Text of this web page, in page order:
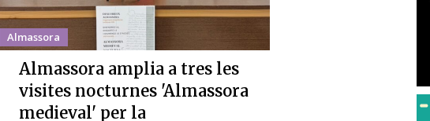
Almassora
Almassora amplia a tres les
visites nocturnes 'Almassora
medieval' per la